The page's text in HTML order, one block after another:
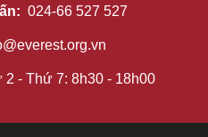
024-66 527 527
2 - Thứ 7: 8h30 - 18h00